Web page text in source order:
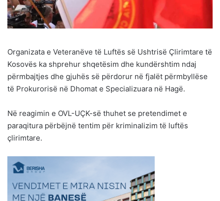
Organizata e Veteranëve të Luftës së Ushtrisë Çlirimtare të
Kosovës ka shprehur shqetësim dhe kundërshtim ndaj
përmbajtjes dhe gjuhës së përdorur në fjalët përmbyllëse
të Prokurorisë në Dhomat e Specializuara në Hagë.
Në reagimin e OVL-UÇK-së thuhet se pretendimet e
paraqitura përbëjnë tentim për kriminalizim të luftës
çlirimtare.